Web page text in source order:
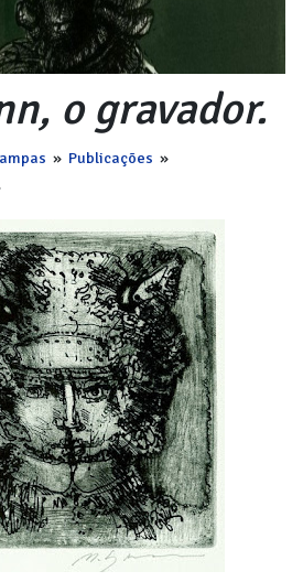
o gravador.
» Publicações »